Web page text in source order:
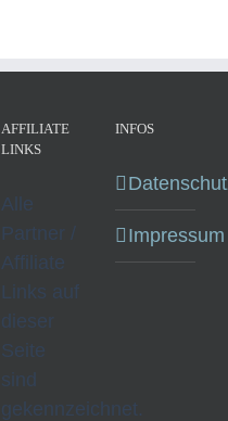
AFFILIATE
LINKS
Alle
Partner /
Affiliate
Links auf
dieser
Seite
sind
gekennzeichnet.
INFOS
Impressum